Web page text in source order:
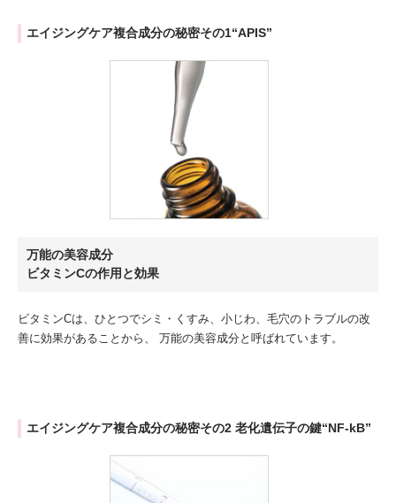
エイジングケア複合成分の秘密その1“APIS”
万能の美容成分
ビタミンCの作用と効果
ビタミンCは、ひとつでシミ・くすみ、小じわ、毛穴のトラブルの改
善に効果があることから、 万能の美容成分と呼ばれています。
エイジングケア複合成分の秘密その2 老化遺伝子の鍵“NF-kB”